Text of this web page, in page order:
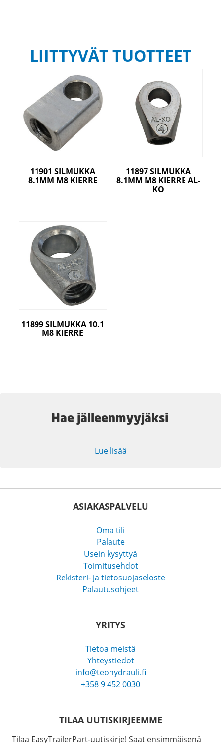
LIITTYVÄT TUOTTEET
11901 SILMUKKA
8.1MM M8 KIERRE
11897 SILMUKKA
8.1MM M8 KIERRE AL-
KO
11899 SILMUKKA 10.1
M8 KIERRE
Hae jälleenmyyjäksi
Lue lisää
ASIAKASPALVELU
Oma tili
Palaute
Usein kysyttyä
Toimitusehdot
Rekisteri- ja tietosuojaseloste
Palautusohjeet
YRITYS
Tietoa meistä
Yhteystiedot
info@teohydrauli.fi
+358 9 452 0030
TILAA UUTISKIRJEEMME
Tilaa EasyTrailerPart-uutiskirje! Saat ensimmäisenä